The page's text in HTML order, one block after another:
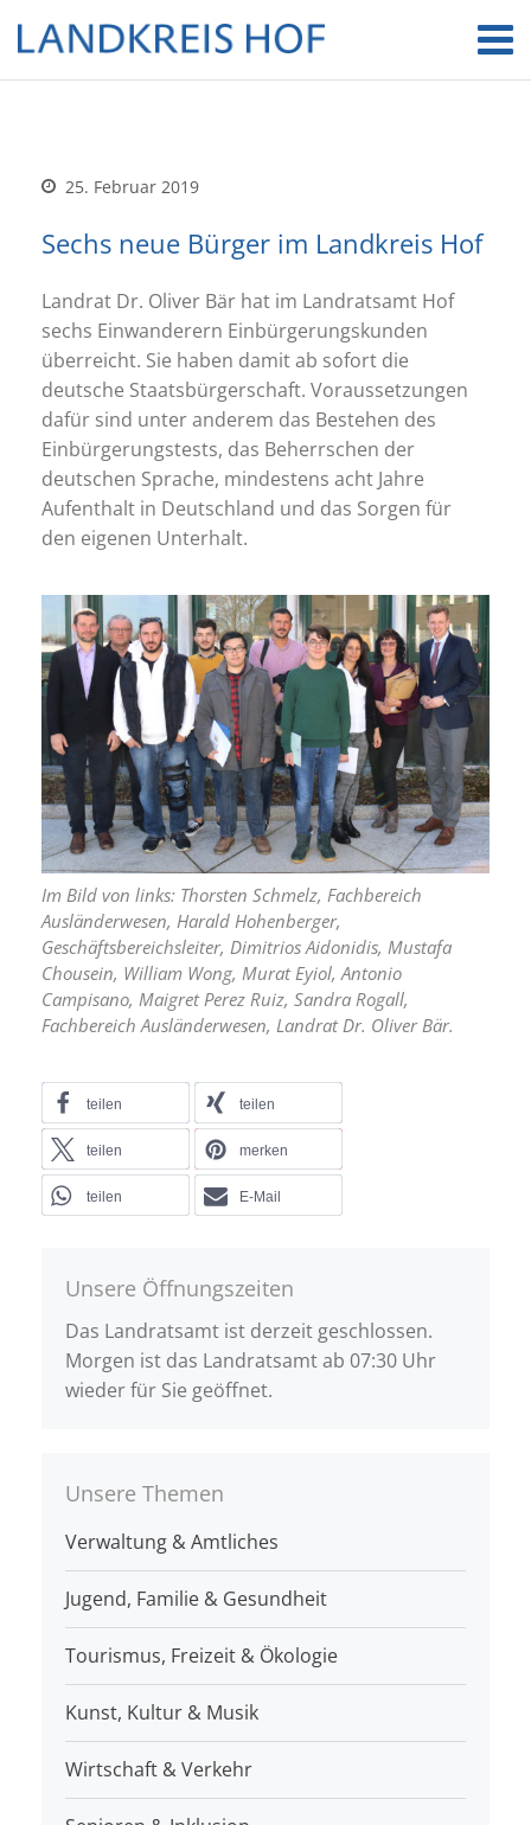
25. Februar 2019
Sechs neue Bürger im Landkreis Hof
Landrat Dr. Oliver Bär hat im Landratsamt Hof
sechs Einwanderern Einbürgerungskunden
überreicht. Sie haben damit ab sofort die
deutsche Staatsbürgerschaft. Voraussetzungen
dafür sind unter anderem das Bestehen des
Einbürgerungstests, das Beherrschen der
deutschen Sprache, mindestens acht Jahre
Aufenthalt in Deutschland und das Sorgen für
den eigenen Unterhalt.
Im Bild von links: Thorsten Schmelz, Fachbereich
Ausländerwesen, Harald Hohenberger,
Geschäftsbereichsleiter, Dimitrios Aidonidis, Mustafa
Chousein, William Wong, Murat Eyiol, Antonio
Campisano, Maigret Perez Ruiz, Sandra Rogall,
Fachbereich Ausländerwesen, Landrat Dr. Oliver Bär.
teilen teilen
teilen merken
teilen E-Mail
Unsere Öffnungszeiten
Das Landratsamt ist derzeit geschlossen.
Morgen ist das Landratsamt ab 07:30 Uhr
wieder für Sie geöffnet.
Unsere Themen
Verwaltung & Amtliches
Jugend, Familie & Gesundheit
Tourismus, Freizeit & Ökologie
Kunst, Kultur & Musik
Wirtschaft & Verkehr